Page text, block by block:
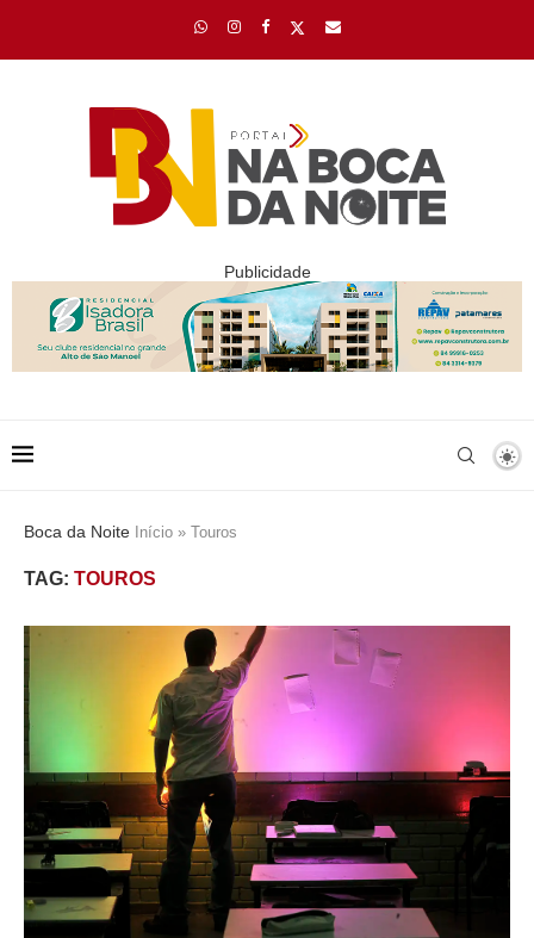
Publicidade
Boca da Noite Início » Touros
TAG: TOUROS